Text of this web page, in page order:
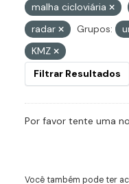
malha cicloviária
radar
Grupos:
KMZ
Filtrar Resultados
Por favor tente uma
Você também pode ter